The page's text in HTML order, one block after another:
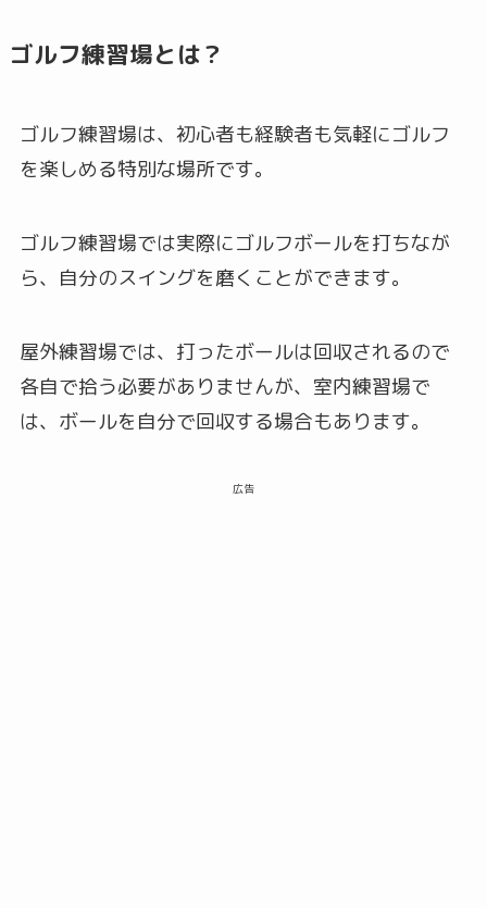
ゴルフ練習場とは？
ゴルフ練習場は、初心者も経験者も気軽にゴルフ
を楽しめる特別な場所です。
ゴルフ練習場では実際にゴルフボールを打ちなが
ら、自分のスイングを磨くことができます。
屋外練習場では、打ったボールは回収されるので
各自で拾う必要がありませんが、室内練習場で
は、ボールを自分で回収する場合もあります。
広告